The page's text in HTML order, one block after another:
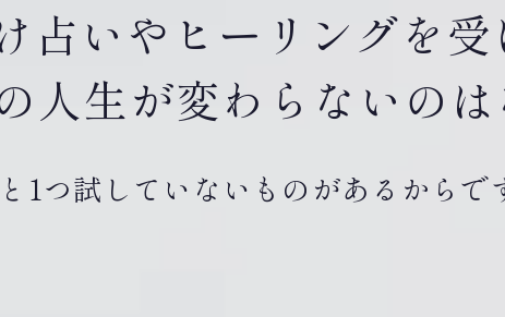
占いやヒーリングを受
人生が変わらないのは
1つ試していないものがあるからで